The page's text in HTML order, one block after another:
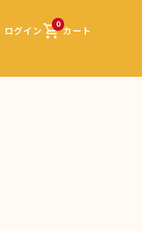
ログイン 0
shopping_cartカート